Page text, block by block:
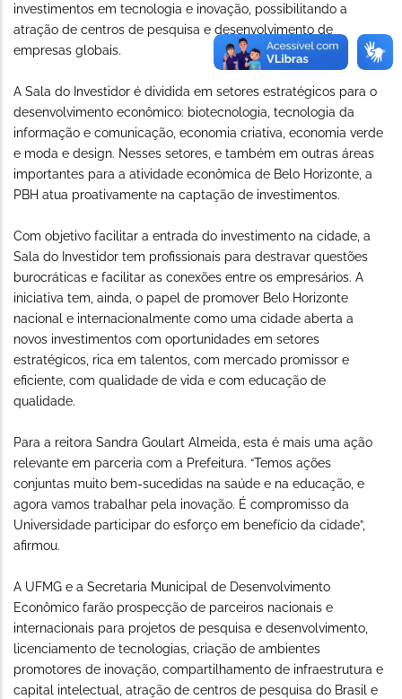
investimentos em tecnologia e inovação, possibilitando a
atração de centros de pesquisa e desenvolvimento de
empresas globais.
A Sala do Investidor é dividida em setores estratégicos para o
desenvolvimento econômico: biotecnologia, tecnologia da
informação e comunicação, economia criativa, economia verde
e moda e design. Nesses setores, e também em outras áreas
importantes para a atividade econômica de Belo Horizonte, a
PBH atua proativamente na captação de investimentos.
Com objetivo facilitar a entrada do investimento na cidade, a
Sala do Investidor tem profissionais para destravar questões
burocráticas e facilitar as conexões entre os empresários. A
iniciativa tem, ainda, o papel de promover Belo Horizonte
nacional e internacionalmente como uma cidade aberta a
novos investimentos com oportunidades em setores
estratégicos, rica em talentos, com mercado promissor e
eficiente, com qualidade de vida e com educação de
qualidade.
Para a reitora Sandra Goulart Almeida, esta é mais uma ação
relevante em parceria com a Prefeitura. “Temos ações
conjuntas muito bem-sucedidas na saúde e na educação, e
agora vamos trabalhar pela inovação. É compromisso da
Universidade participar do esforço em benefício da cidade”,
afirmou.
A UFMG e a Secretaria Municipal de Desenvolvimento
Econômico farão prospecção de parceiros nacionais e
internacionais para projetos de pesquisa e desenvolvimento,
licenciamento de tecnologias, criação de ambientes
promotores de inovação, compartilhamento de infraestrutura e
capital intelectual, atração de centros de pesquisa do Brasil e